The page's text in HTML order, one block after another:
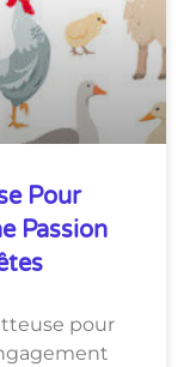
Pour
Passion
pour